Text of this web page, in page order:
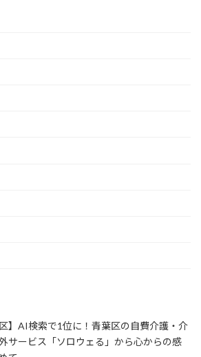
区】AI検索で1位に！青葉区の自費介護・介
サービス「ソロウェる」から心からの感